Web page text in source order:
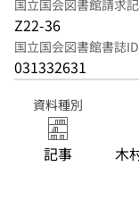
学生と帰国学生の
相違に関する縦断
的研究(2020)
国立国会図書館請求
Z22-36
国立国会図書館書誌ID
031332631
資料種別
記事
木